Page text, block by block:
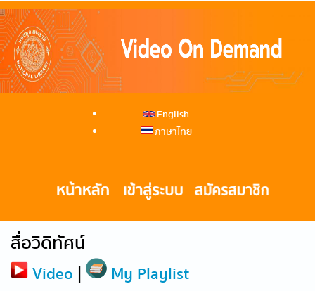
English
ภาษาไทย
สื่อวิดิทัศน์
Video | My Playlist